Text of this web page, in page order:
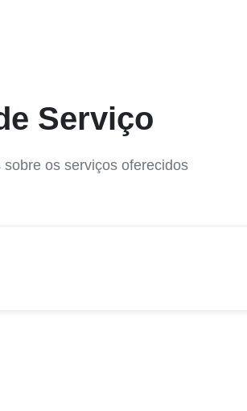
Serviço
os serviços oferecidos